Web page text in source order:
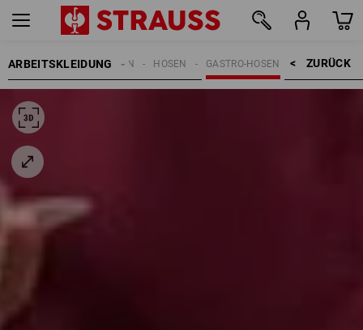
ARBEITSKLEIDUNG ZURÜCK    >
GASTRO-HOSEN
HOSEN
DAMEN